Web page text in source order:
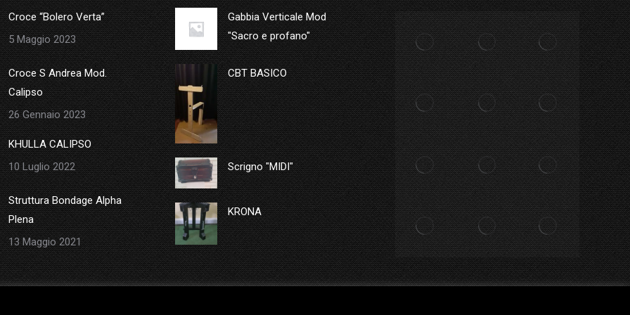
Croce “Bolero Verta”
5 Maggio 2023
Croce S Andrea Mod.
Calipso
26 Gennaio 2023
KHULLA CALIPSO
10 Luglio 2022
Struttura Bondage Alpha
Plena
13 Maggio 2021
Gabbia Verticale Mod
"Sacro e profano"
CBT BASICO
Scrigno "MIDI"
KRONA